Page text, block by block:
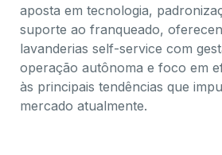
aposta em tecnologia,
suporte ao franqueado,
lavanderias self-service com
operação autônoma e foco em
às principais tendências que
mercado atualmente.